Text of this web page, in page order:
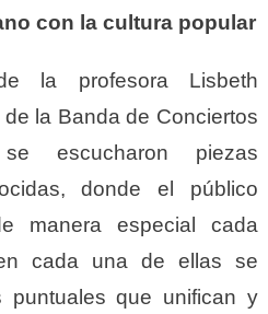
con la cultura popular
la profesora Lisbeth
la Banda de Conciertos
escucharon piezas
donde el público
manera especial cada
cada una de ellas se
puntuales que unifican y